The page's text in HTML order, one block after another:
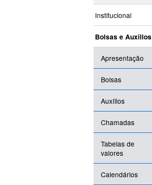
Institucional
Bolsas e Auxílios
Apresentação
Bolsas
Auxílios
Chamadas
Tabelas de
valores
Calendários